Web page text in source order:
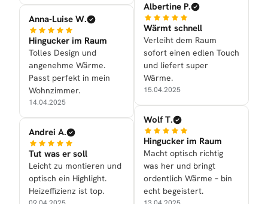
Anna-Luise W.
Hingucker im Raum
Tolles Design und
angenehme Wärme.
Passt perfekt in mein
Wohnzimmer.
14.04.2025
Andrei A.
Tut was er soll
Leicht zu montieren und
optisch ein Highlight.
Heizeffizienz ist top.
Albertine P.
Wärmt schnell
Verleiht dem Raum
sofort einen edlen Touch
und liefert super
Wärme.
15.04.2025
Wolf T.
Hingucker im Raum
Macht optisch richtig
was her und bringt
ordentlich Wärme – bin
echt begeistert.